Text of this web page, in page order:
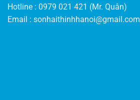
Hotline : 0979 021 421 (Mr. Quân)
Email : sonhaithinhhanoi@gmail.com